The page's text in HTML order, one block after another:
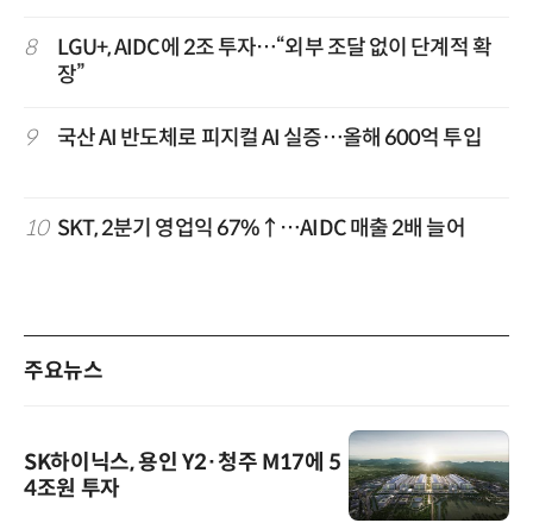
8
LGU+, AIDC에 2조 투자…“외부 조달 없이 단계적 확
장”
9 국산 AI 반도체로 피지컬 AI 실증…올해 600억 투입
10 SKT, 2분기 영업익 67%↑…AIDC 매출 2배 늘어
주요뉴스
SK하이닉스, 용인 Y2·청주 M17에 5
4조원 투자